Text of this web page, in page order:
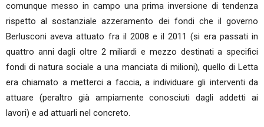
comunque messo in campo una prima inversione di tendenza
rispetto al sostanziale azzeramento dei fondi che il governo
Berlusconi aveva attuato fra il 2008 e il 2011 (si era passati in
quattro anni dagli oltre 2 miliardi e mezzo destinati a specifici
fondi di natura sociale a una manciata di milioni), quello di Letta
era chiamato a metterci a faccia, a individuare gli interventi da
attuare (peraltro già ampiamente conosciuti dagli addetti ai
lavori) e ad attuarli nel concreto.